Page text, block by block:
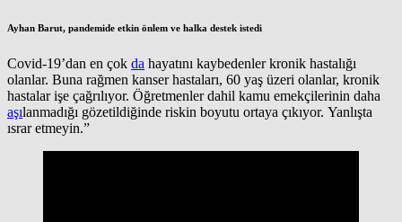
Ayhan Barut, pandemide etkin önlem ve halka destek istedi
Covid-19’dan en çok da hayatını kaybedenler kronik hastalığı
olanlar. Buna rağmen kanser hastaları, 60 yaş üzeri olanlar, kronik
hastalar işe çağrılıyor. Öğretmenler dahil kamu emekçilerinin daha
aşılanmadığı gözetildiğinde riskin boyutu ortaya çıkıyor. Yanlışta
ısrar etmeyin.”